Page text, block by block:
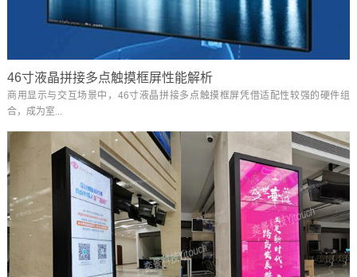
46寸液晶拼接多点触摸框屏性能解析
商用显示与交互场景中，46寸液晶拼接多点触摸框屏凭借适配性较强的硬件组
合，成为室...